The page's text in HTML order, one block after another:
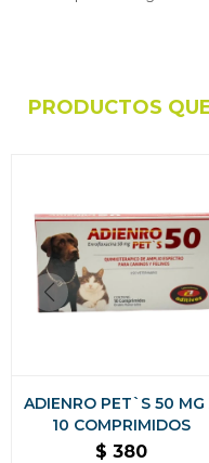
PRODUCTOS
ADIENRO PET`S 50 MG
10 COMPRIMIDOS
$ 380